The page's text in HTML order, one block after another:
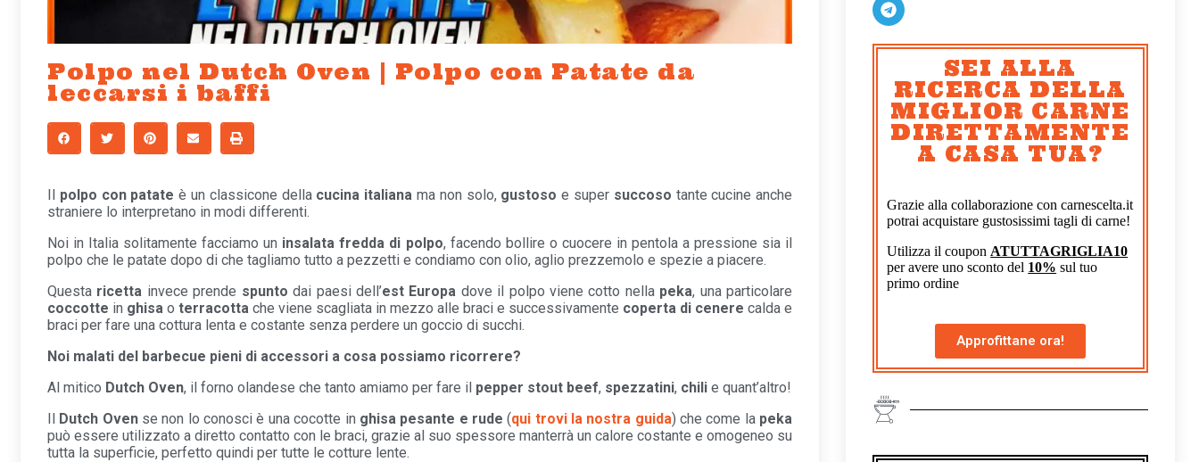
Polpo nel Dutch Oven | Polpo con Patate da
leccarsi i baffi
Il polpo con patate è un classicone della cucina italiana ma non solo, gustoso e super succoso tante cucine anche
straniere lo interpretano in modi differenti.
Noi in Italia solitamente facciamo un insalata fredda di polpo, facendo bollire o cuocere in pentola a pressione sia il
polpo che le patate dopo di che tagliamo tutto a pezzetti e condiamo con olio, aglio prezzemolo e spezie a piacere.
Questa ricetta invece prende spunto dai paesi dell’est Europa dove il polpo viene cotto nella peka, una particolare
coccotte in ghisa oterracotta che viene scagliata in mezzo alle braci e successivamente coperta di cenere calda e
braci per fare una cottura lenta e costante senza perdere un goccio di succhi.
Noi malati del barbecue pieni di accessori a cosa possiamo ricorrere?
Al mitico Dutch Oven, il forno olandese che tanto amiamo per fare il pepper stout beef, spezzatini, chili e quant’altro!
Il Dutch Ovense non lo conosci è una cocotte in ghisa pesante e rude (qui trovi la nostra guida) che come la peka
può essere utilizzato a diretto contatto con le braci, grazie al suo spessore manterrà un calore costante e omogeneo su
tutta la superficie, perfetto quindi per tutte le cotture lente.
SEI ALLA
RICERCA DELLA
MIGLIOR CARNE
DIRETTAMENTE
A CASA TUA?
Grazie alla collaborazione con carnescelta.it
potrai acquistare gustosissimi tagli di carne!
Utilizza il coupon ATUTTAGRIGLIA10
per avere uno sconto del 10% sul tuo
primo ordine
Approfittane ora!